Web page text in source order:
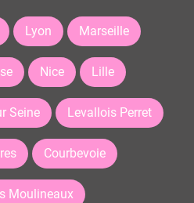
Lyon Marseille
Nice Lille
Seine Levallois Perret
Courbevoie
Moulineaux